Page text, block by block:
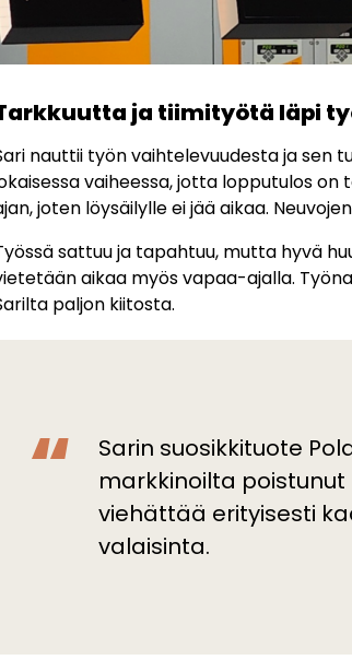
ja tiimityötä läpi
nauttii työn vaihtelevuudesta ja sen
vaiheessa, jotta lopputulos on
joten löysäilylle ei jää aikaa.
sattuu ja tapahtuu, mutta hyvä
aikaa myös vapaa-ajalla.
paljon kiitosta.
Sarin suosikkituote
markkinoilta
viehättää erityisesti
valaisinta.